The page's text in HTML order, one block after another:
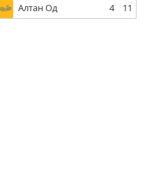
Алтан Од 4 11